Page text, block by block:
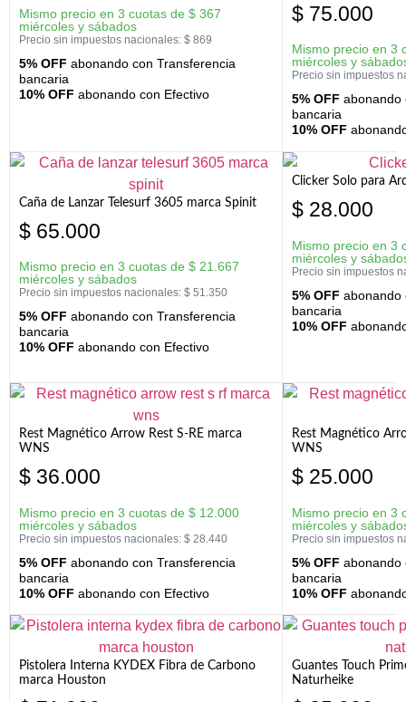
Mismo precio en 3 cuotas de $ 367
miércoles y sábados
Precio sin impuestos nacionales: $ 869
5% OFF abonando con Transferencia
bancaria
10% OFF abonando con Efectivo
$ 75.000
Mismo precio en 3
miércoles y
Precio sin impuestos
5% OFF abonando
bancaria
10% OFF
Caña de Lanzar Telesurf 3605 marca Spinit
$ 65.000
Mismo precio en 3 cuotas de $ 21.667
miércoles y sábados
Precio sin impuestos nacionales: $ 51.350
5% OFF abonando con Transferencia
bancaria
10% OFF abonando con Efectivo
Clicker Solo para
$ 28.000
Mismo precio en 3
miércoles y
Precio sin impuestos
5% OFF abonando
bancaria
10% OFF
Rest Magnético Arrow Rest S-RE marca
WNS
$ 36.000
Mismo precio en 3 cuotas de $ 12.000
miércoles y sábados
Precio sin impuestos nacionales: $ 28.440
5% OFF abonando con Transferencia
bancaria
10% OFF abonando con Efectivo
Rest Magnético
WNS
$ 25.000
Mismo precio en 3
miércoles y
Precio sin impuestos
5% OFF abonando
bancaria
10% OFF
Pistolera Interna KYDEX Fibra de Carbono
marca Houston
Guantes Touch
Naturheike